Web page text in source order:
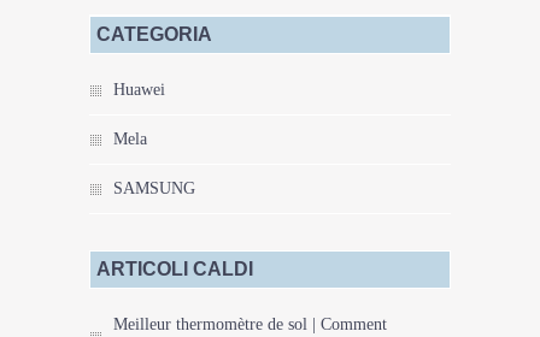
CATEGORIA
Huawei
Mela
SAMSUNG
ARTICOLI CALDI
Meilleur thermomètre de sol | Comment